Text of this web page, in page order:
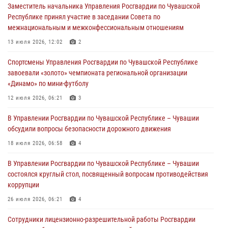
мировой войне 1914-1918 годов
01 августа 2026, 07:19
В Ядрине сотрудники Росгвардии задержали подозреваемого в
01 августа 2026, 06:12
1 августа – День дежурной службы войск национальной гвардии
Российской Федерации
Директор Росгвардии Герой России генерал армии Виктор Золотов
поздравил специалистов подразделений тыла с профессиональным
01 августа 2026, 00:01
Заместитель начальника Управления Росгвардии по Чувашской
Республике принял участие в заседании Совета по
межнациональным и межконфессиональным отношениям
13 июля 2026, 12:02 2
Спортсмены Управления Росгвардии по Чувашской Республике
завоевали «золото» чемпионата региональной организации
«Динамо» по мини-футболу
12 июля 2026, 06:21 3
В Управлении Росгвардии по Чувашской Республике – Чувашии
обсудили вопросы безопасности дорожного движения
18 июля 2026, 06:58 4
В Управлении Росгвардии по Чувашской Республике – Чувашии
состоялся круглый стол, посвященный вопросам противодействия
коррупции
26 июля 2026, 06:21 4
Сотрудники лицензионно-разрешительной работы Росгвардии